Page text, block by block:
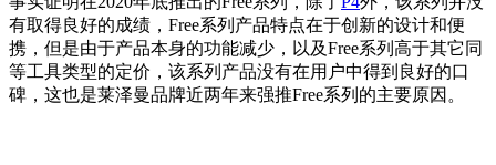
有取得良好的成绩，Free系列产品特点在于创新的设计和便
携，但是由于产品本身的功能减少，以及Free系列高于其它同
等工具类型的定价，该系列产品没有在用户中得到良好的口
碑，这也是莱泽曼品牌近两年来强推Free系列的主要原因。